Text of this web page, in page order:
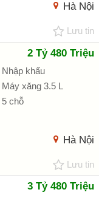
Hà Nội
Lưu tin
2 Tỷ 480 Triệu
Nhập khẩu
Máy xăng 3.5 L
5 chỗ
Hà Nội
Lưu tin
3 Tỷ 480 Triệu